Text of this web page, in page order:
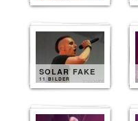
SOLAR FAKE
11 BILDER